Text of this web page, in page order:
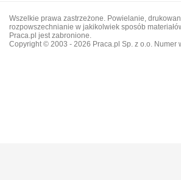
Wszelkie prawa zastrzeżone. Powielanie,
rozpowszechnianie w jakikolwiek sposób
Praca.pl jest zabronione.
Copyright © 2003 - 2026 Praca.pl Sp. z o.o. Numer